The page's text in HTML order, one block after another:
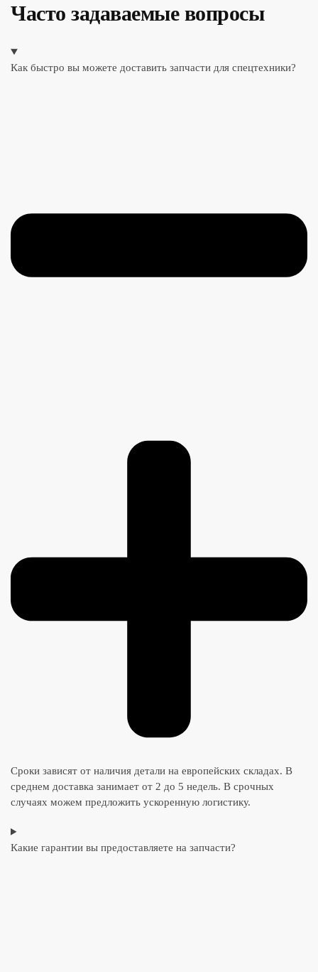
Часто задаваемые вопросы
Как быстро вы можете доставить запчасти для спецтехники?
Сроки зависят от наличия детали на европейских складах. В
среднем доставка занимает от 2 до 5 недель. В срочных
случаях можем предложить ускоренную логистику.
Какие гарантии вы предоставляете на запчасти?